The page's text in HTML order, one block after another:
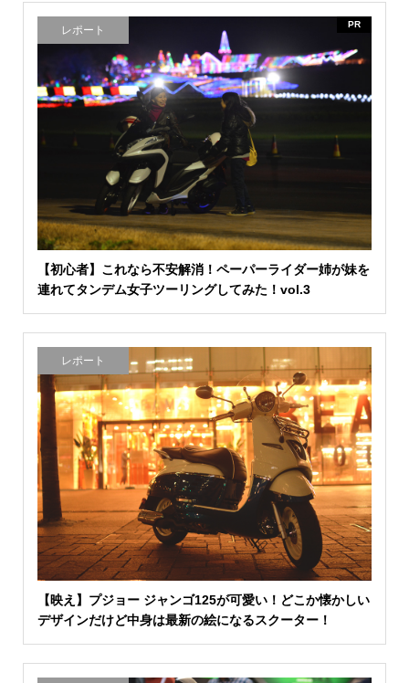
レポート PR
【初心者】これなら不安解消！ペーパーライダー姉が妹を
連れてタンデム女子ツーリングしてみた！vol.3
レポート
【映え】プジョー ジャンゴ125が可愛い！どこか懐かしい
デザインだけど中身は最新の絵になるスクーター！